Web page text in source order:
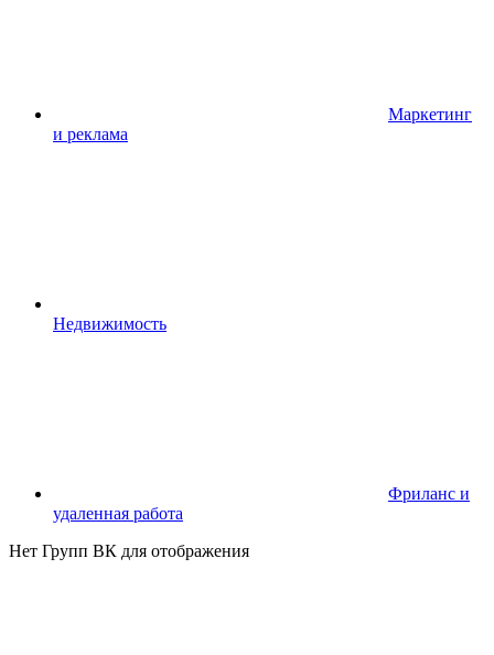
Маркетинг
и реклама
Недвижимость
Фриланс и
удаленная работа
Нет Групп ВК для отображения